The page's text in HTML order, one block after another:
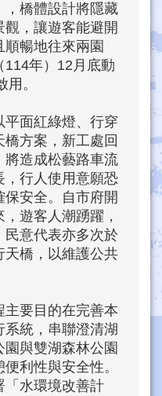
，橋體設計將隱藏
，讓遊客能避開
暢地往來兩園
114年）12月底動
。
面紅綠燈、行穿
方案，新工處回
將造成松藝路車流
，行人使用意願恐
保安全。自市府開
遊客人潮踴躍，
民意代表亦多次於
天橋，以維護公共
要目的在完善本
統，串聯澄清湖
與雙湖森林公園
利性與安全性。
「水環境改善計